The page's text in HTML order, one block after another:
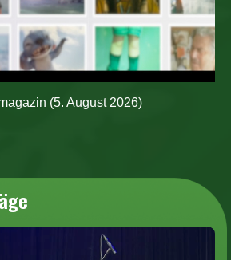
(5. August 2026)